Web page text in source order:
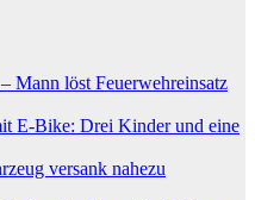
Mann löst Feuerwehreinsatz
E-Bike: Drei Kinder und eine
versank nahezu